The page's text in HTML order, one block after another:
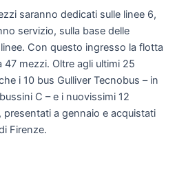
saranno dedicati sulle linee 6,
servizio, sulla base delle
Con questo ingresso la flotta
mezzi. Oltre agli ultimi 25
i 10 bus Gulliver Tecnobus – in
C – e i nuovissimi 12
a gennaio e acquistati
Firenze.